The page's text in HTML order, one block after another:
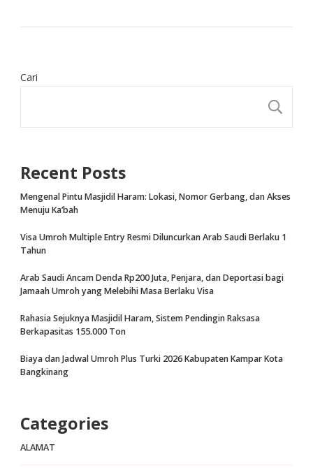
Cari
Recent Posts
Mengenal Pintu Masjidil Haram: Lokasi, Nomor Gerbang, dan Akses
Menuju Ka’bah
Visa Umroh Multiple Entry Resmi Diluncurkan Arab Saudi Berlaku 1
Tahun
Arab Saudi Ancam Denda Rp200 Juta, Penjara, dan Deportasi bagi
Jamaah Umroh yang Melebihi Masa Berlaku Visa
Rahasia Sejuknya Masjidil Haram, Sistem Pendingin Raksasa
Berkapasitas 155.000 Ton
Biaya dan Jadwal Umroh Plus Turki 2026 Kabupaten Kampar Kota
Bangkinang
Categories
ALAMAT